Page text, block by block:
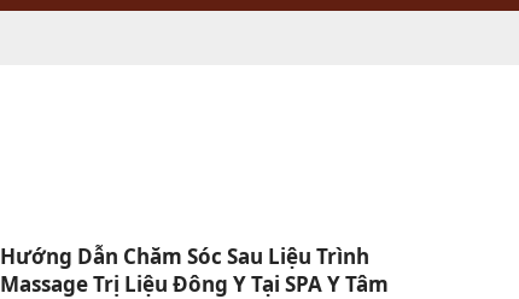
Hướng Dẫn Chăm Sóc Sau Liệu Trình
Massage Trị Liệu Đông Y Tại SPA Y Tâm